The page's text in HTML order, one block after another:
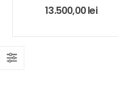
0 out of 5
13.500,00lei